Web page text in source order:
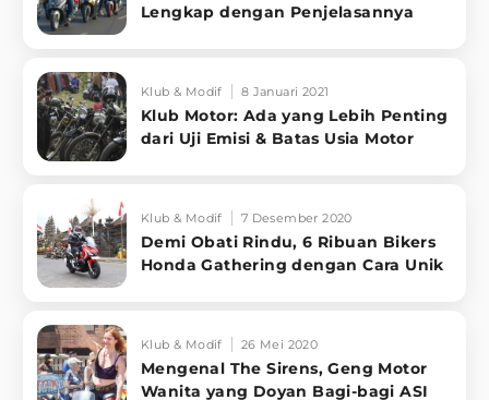
Lengkap dengan Penjelasannya
Klub & Modif 8 Januari 2021
Klub Motor: Ada yang Lebih Penting
dari Uji Emisi & Batas Usia Motor
Klub & Modif 7 Desember 2020
Demi Obati Rindu, 6 Ribuan Bikers
Honda Gathering dengan Cara Unik
Klub & Modif 26 Mei 2020
Mengenal The Sirens, Geng Motor
Wanita yang Doyan Bagi-bagi ASI